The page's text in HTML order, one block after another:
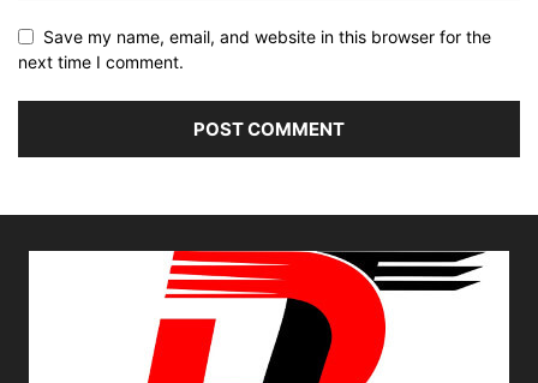
Save my name, email, and website in this browser for the
next time I comment.